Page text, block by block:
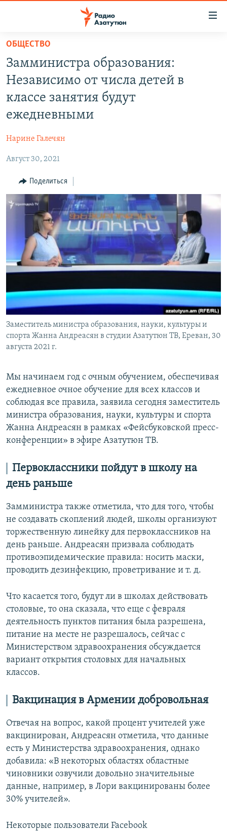
Перейти
основному
содержанию
основной
Перейти
РЕГИОН
НАГОРНЫЙ КАРАБАХ
КУЛЬТУРА
СПОРТ
АРХИВ
Հայերեն
English
Все сайты Радио Азатутюн
ОБЩЕСТВО
Замминистра образования:
Независимо от числа детей в
классе занятия будут
ежедневными
Нарине Галечян
Август 30, 2021
Поделиться
Заместитель министра образования, науки, культуры и
спорта Жанна Андреасян в студии Азатутюн ТВ, Ереван, 30
августа 2021 г.
Мы начинаем год с очным обучением, обеспечивая
ежедневное очное обучение для всех классов и
соблюдая все правила, заявила сегодня заместитель
министра образования, науки, культуры и спорта
Жанна Андреасян в рамках «Фейсбуковской пресс-
конференции» в эфире Азатутюн ТВ.
Первоклассники пойдут в школу на
день раньше
Замминистра также отметила, что для того, чтобы
не создавать скоплений людей, школы организуют
торжественную линейку для первоклассников на
день раньше. Андреасян призвала соблюдать
противоэпидемические правила: носить маски,
проводить дезинфекцию, проветривание и т. д.
Что касается того, будут ли в школах действовать
столовые, то она сказала, что еще с февраля
деятельность пунктов питания была разрешена,
питание на месте не разрешалось, сейчас с
Министерством здравоохранения обсуждается
вариант открытия столовых для начальных
классов.
Вакцинация в Армении добровольная
Отвечая на вопрос, какой процент учителей уже
вакцинирован, Андреасян отметила, что данные
есть у Министерства здравоохранения, однако
добавила: «В некоторых областях областные
чиновники озвучили довольно значительные
данные, например, в Лори вакцинированы более
30% учителей».
Некоторые пользователи Facebook